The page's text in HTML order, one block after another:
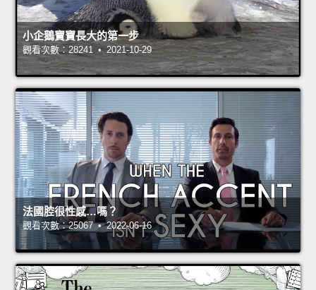
小企鵝寶寶長大的第一步
觀看次數：28241 • 2021-10-29
法國腔很性感…嗎？
觀看次數：25067 • 2022-06-16